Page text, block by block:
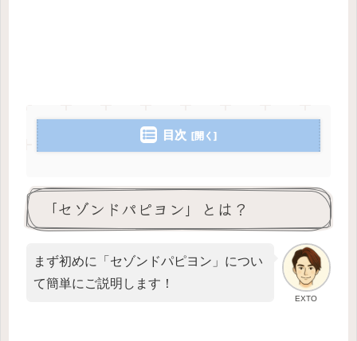
目次
「セゾンドパピヨン」とは？
EXTO
まず初めに「セゾンドパピヨン」につい
て簡単にご説明します！